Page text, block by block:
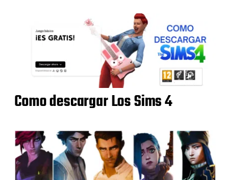
Como descargar Los Sims 4